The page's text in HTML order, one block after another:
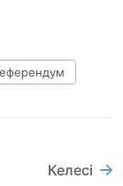
Келесі